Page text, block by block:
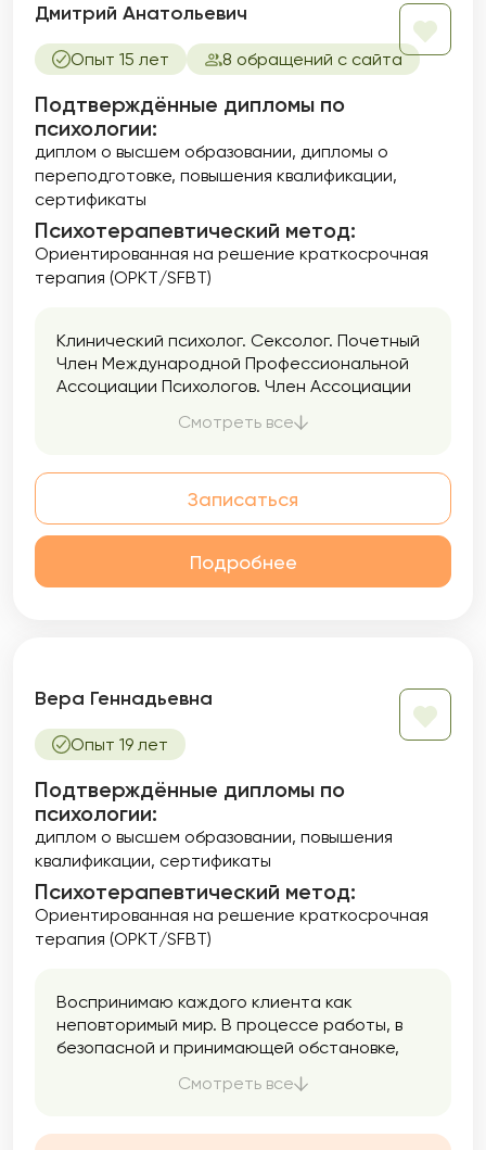
Дмитрий Анатольевич
Опыт 15 лет 8 обращений с сайта
Подтверждённые дипломы по
психологии:
диплом о высшем образовании дипломы о
переподготовке повышения квалификации
сертификаты
Психотерапевтический метод:
Ориентированная на решение краткосрочная
терапия (ОРКТ/SFBT)
Клинический психолог. Сексолог. Почетный
Член Международной Профессиональной
Ассоциации Психологов. Член Ассоциации
технических наук.Смотреть все
Записаться
Подробнее
Вера Геннадьевна
Опыт 19 лет
Подтверждённые дипломы по
психологии:
диплом о высшем образовании повышения
квалификации сертификаты
Психотерапевтический метод:
Ориентированная на решение краткосрочная
терапия (ОРКТ/SFBT)
Воспринимаю каждого клиента как
неповторимый мир. В процессе работы, в
безопасной и принимающей обстановке,
жизни, станет возможным прожить
чувства, поведение и измениться, если
Смотреть все